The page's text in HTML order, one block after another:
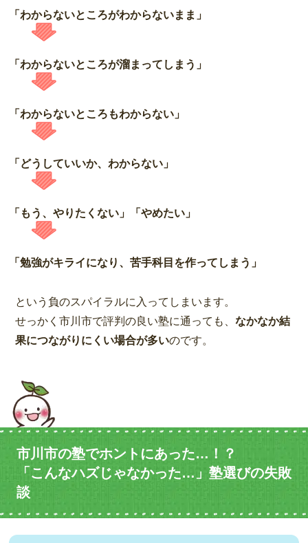
「わからないところがわからないまま」
「わからないところが溜まってしまう」
「わからないところもわからない」
「どうしていいか、わからない」
「もう、やりたくない」「やめたい」
「勉強がキライになり、苦手科目を作ってしまう」
という負のスパイラルに入ってしまいます。
せっかく市川市で評判の良い塾に通っても、なかなか結
果につながりにくい場合が多いのです。
市川市の塾でホントにあった…！？
「こんなハズじゃなかった…」塾選びの失敗
談